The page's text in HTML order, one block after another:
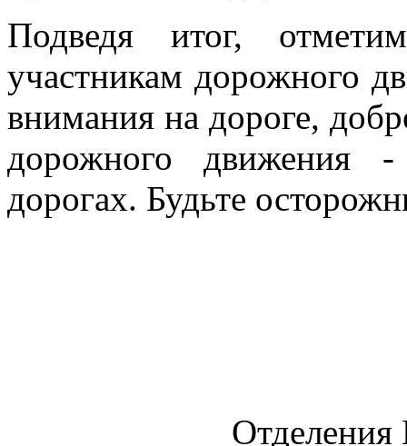
Подведя итог,
участникам дорожного
внимания на дороге,
дорожного движения -
дорогах. Будьте